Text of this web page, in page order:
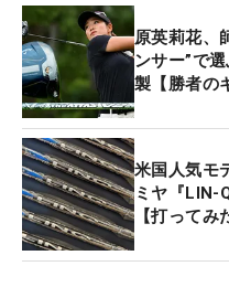
原英莉花、
ンサー”で
製【勝者の
米国人気モ
ミヤ『LIN-
【打ってみ